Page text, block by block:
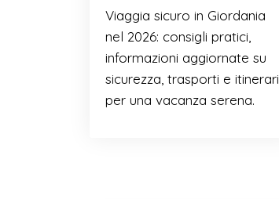
Viaggia sicuro in Giordania
nel 2026: consigli pratici,
informazioni aggiornate su
sicurezza, trasporti e itinerari
per una vacanza serena.